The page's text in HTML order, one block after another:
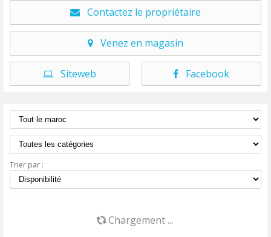
Contactez le propriétaire
Venez en magasin
Siteweb Facebook
Trier par :
Chargement ...